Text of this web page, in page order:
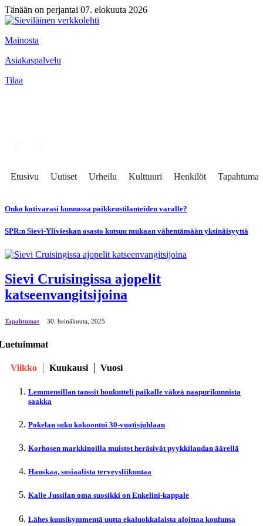
Tänään on perjantai 07. elokuuta 2026
Mainosta
Asiakaspalvelu
Tilaa
Etusivu Uutiset Urheilu Kulttuuri Henkilöt Tapahtumat
Onko kotivarasi kunnossa poikkeustilanteiden varalle?
SPR:n Sievi-Ylivieskan osasto kutsuu mukaan vähentämään yksinäisyyttä
Sievi Cruisingissa ajopelit
katseenvangitsijoina
Tapahtumat 30. heinäkuuta, 2025
Viikko Kuukausi Vuosi
Lemmensillan tanssit houkutteli paikalle väkeä naapurikunnista
saakka
Pokelan suku kokoontui 30-vuotisjuhlaan
Korhosen markkinoilla muistot heräsivät pyykkilaudan äärellä
Hauskaa, sosiaalista terveysliikuntaa
Kalle Jussilan oma suosikki on Enkelini-kappale
Lähes kuusikymmentä uutta ekaluokkalaista aloittaa koulunsa